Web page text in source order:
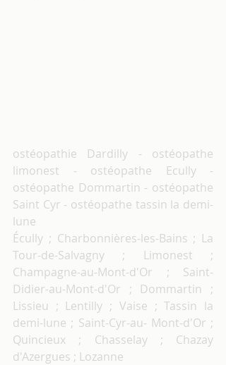
ostéopathie Dardilly - ostéopathe
limonest - ostéopathe Ecully -
ostéopathe Dommartin - ostéopathe
Saint Cyr - ostéopathe tassin la demi-
lune
Écully ; Charbonnières-les-Bains ; La
Tour-de-Salvagny ; Limonest ;
Champagne-au-Mont-d'Or ; Saint-
Didier-au-Mont-d'Or ; Dommartin ;
Lissieu ; Lentilly ; Vaise ; Tassin la
demi-lune ; Saint-Cyr-au- Mont-d'Or ;
Quincieux ; Chasselay ; Chazay
d'Azergues ; Lozanne